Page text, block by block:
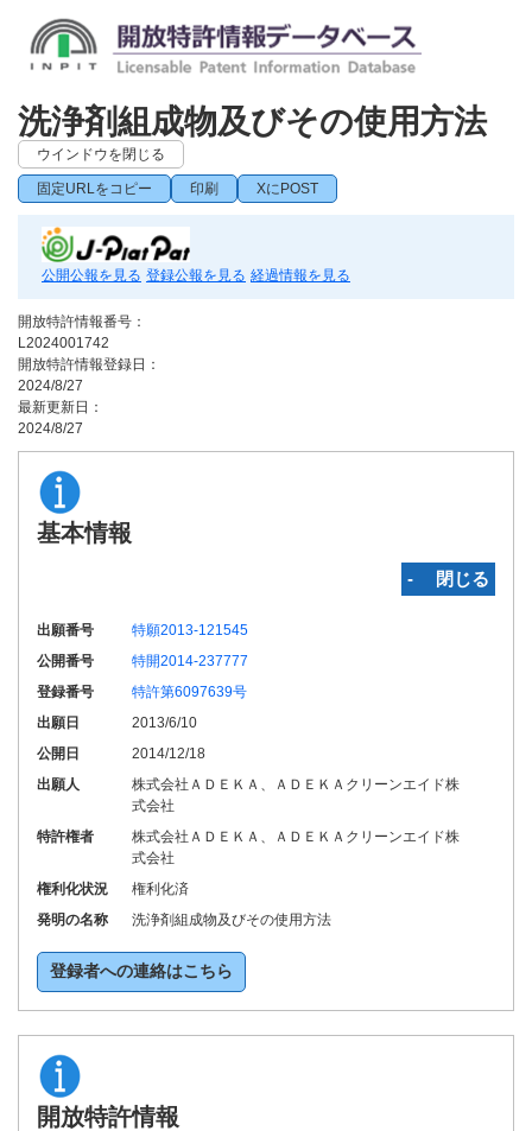
洗浄剤組成物及びその使用方法
ウインドウを閉じる
固定URLをコピー 印刷 XにPOST
公開公報を見る 登録公報を見る 経過情報を見る
開放特許情報番号：
L2024001742
開放特許情報登録日：
2024/8/27
最新更新日：
2024/8/27
基本情報
‐ 閉じる
出願番号
特願2013-121545
公開番号
特開2014-237777
登録番号
特許第6097639号
出願日
2013/6/10
公開日
2014/12/18
出願人
株式会社ＡＤＥＫＡ、ＡＤＥＫＡクリーンエイド株
式会社
特許権者
株式会社ＡＤＥＫＡ、ＡＤＥＫＡクリーンエイド株
式会社
権利化状況
権利化済
発明の名称
洗浄剤組成物及びその使用方法
登録者への連絡はこちら
開放特許情報